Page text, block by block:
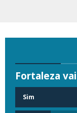
Fortaleza
Sim